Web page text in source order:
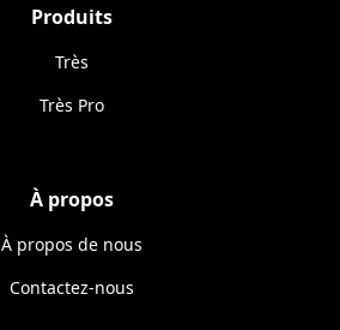
Produits
Très
Très Pro
À propos
À propos de nous
Contactez-nous